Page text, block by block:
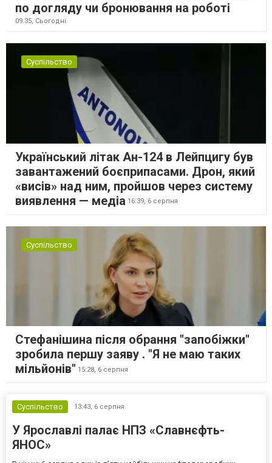
по догляду чи бронювання на роботі
09:35, Сьогодні
Суспільство
Український літак Ан-124 в Лейпцигу був
завантажений боєприпасами. Дрон, який
«висів» над ним, пройшов через систему
виявлення — медіа 16:39, 6 серпня
Суспільство
Стефанішина після обрання "запобіжки"
зробила першу заяву . "Я не маю таких
мільйонів" 15:28, 6 серпня
Суспільство 13:43, 6 серпня
У Ярославлі палає НПЗ «Славнєфть-
ЯНОС»